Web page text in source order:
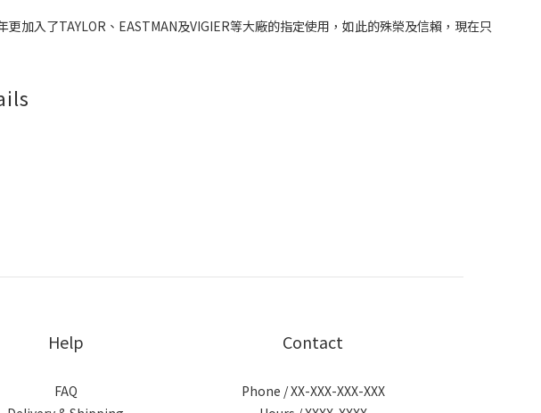
入了TAYLOR、EASTMAN及VIGIER等大廠的指定使用，如此的殊榮及信賴，現在只
Help
FAQ
Contact
Phone / XX-XXX-XXX-XXX